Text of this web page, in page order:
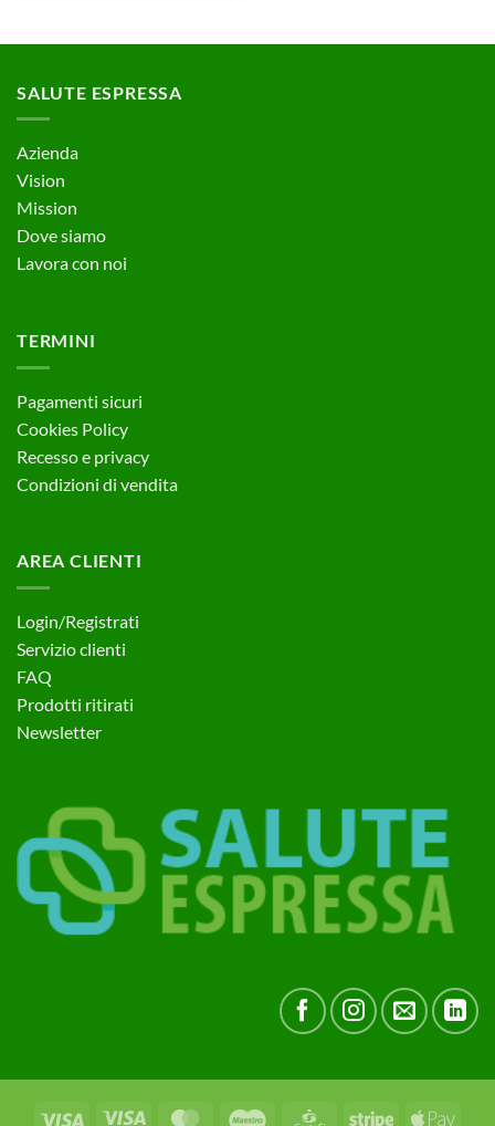
SALUTE ESPRESSA
Azienda
Vision
Mission
Dove siamo
Lavora con noi
TERMINI
Pagamenti sicuri
Cookies Policy
Recesso e privacy
Condizioni di vendita
AREA CLIENTI
Login/Registrati
Servizio clienti
FAQ
Prodotti ritirati
Newsletter
Visa Visa MasterCardMaestro CartaSi Stripe Apple